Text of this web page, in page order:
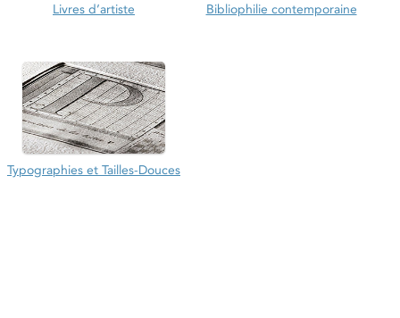
Livres d’artiste Bibliophilie contemporaine
Typographies et Tailles-Douces